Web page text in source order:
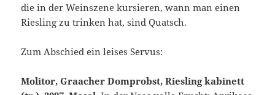
die in der Weinszene kursieren, wann man einen
Riesling zu trinken hat, sind Quatsch.
Zum Abschied ein leises Servus:
Molitor, Graacher Domprobst, Riesling kabinett